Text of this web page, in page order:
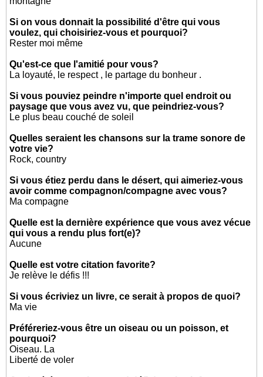
Si on vous donnait la possibilité d'être qui vous
voulez, qui choisiriez-vous et pourquoi?
Rester moi même
Qu'est-ce que l'amitié pour vous?
La loyauté, le respect , le partage du bonheur .
Si vous pouviez peindre n'importe quel endroit ou
paysage que vous avez vu, que peindriez-vous?
Le plus beau couché de soleil
Quelles seraient les chansons sur la trame sonore de
votre vie?
Rock, country
Si vous étiez perdu dans le désert, qui aimeriez-vous
avoir comme compagnon/compagne avec vous?
Ma compagne
Quelle est la dernière expérience que vous avez vécue
qui vous a rendu plus fort(e)?
Aucune
Quelle est votre citation favorite?
Je relève le défis !!!
Si vous écriviez un livre, ce serait à propos de quoi?
Ma vie
Préféreriez-vous être un oiseau ou un poisson, et
pourquoi?
Oiseau. La
Liberté de voler